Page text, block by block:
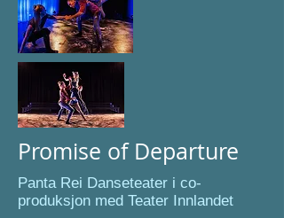
Promise of Departure
Panta Rei Danseteater i co-
produksjon med Teater Innlandet